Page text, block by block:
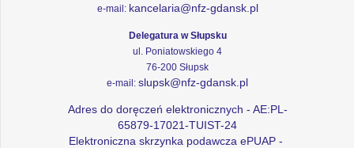
e-mail: kancelaria@nfz-gdansk.pl
Delegatura w Słupsku
ul. Poniatowskiego 4
76-200 Słupsk
e-mail: slupsk@nfz-gdansk.pl
Adres do doręczeń elektronicznych - AE:PL-
65879-17021-TUIST-24
Elektroniczna skrzynka podawcza ePUAP -